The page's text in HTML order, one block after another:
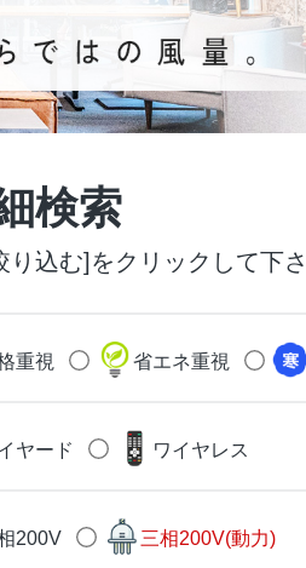
検索
り込む]をクリックして下
重視 省エネ重視
ヤード ワイヤレス
200V 三相200V(動力)